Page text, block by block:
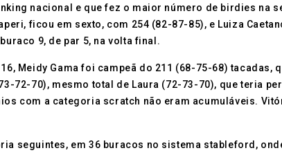
nacional e que fez o maior número de birdies na
ficou em sexto, com 254 (82-87-85), e Luiza
9, de par 5, na volta final.
Meidy Gama foi campeã do 211 (68-75-68) tacadas,
72-70), mesmo total de Laura (72-73-70), que teria
com a categoria scratch não eram acumuláveis.
seguintes, em 36 buracos no sistema stableford,